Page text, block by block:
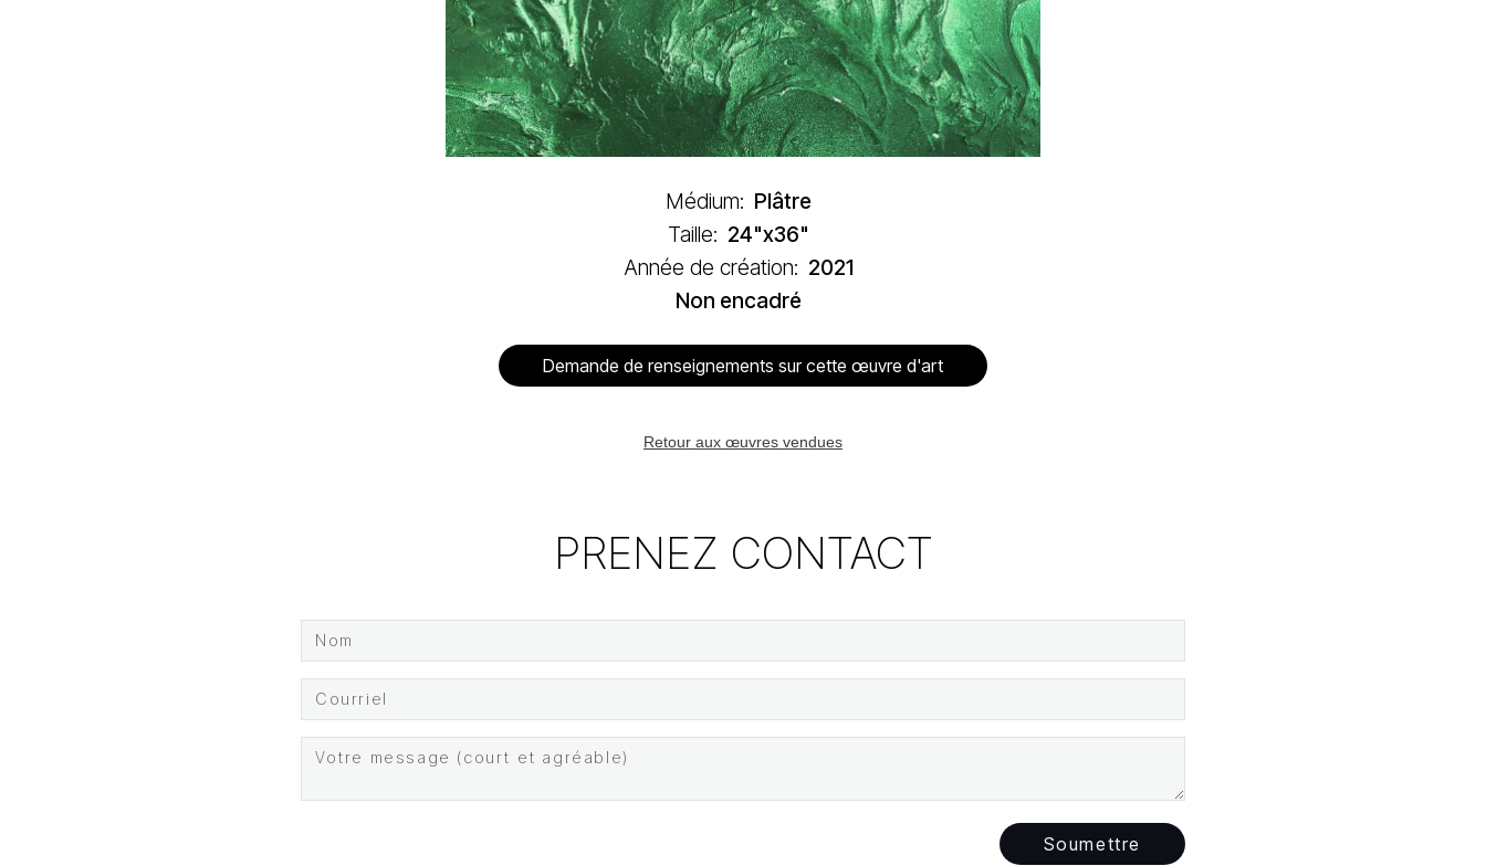
Médium: Plâtre
Taille: 24"x36"
Année de création: 2021
Non encadré
Demande de renseignements sur cette œuvre d'art
Retour aux œuvres vendues
PRENEZ CONTACT